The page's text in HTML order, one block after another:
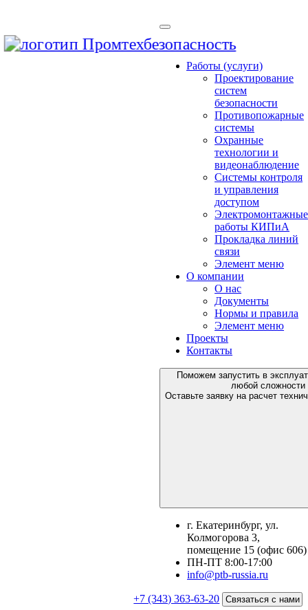
Работы (услуги)
Проектирование
систем
безопасности
Противопожарные
системы
Охранные
технологии и
видеонаблюдение
Системы контроля
и управления
доступом
Электромонтажные
работы КИПиА
Прокладка линий
связи
Элемент меню
О компании
О нас
Документы
Нормы и правила
Элемент меню
Проекты
Контакты
Поможем запустить в
любой сложности
Оставьте заявку на расчет
г. Екатеринбург, ул.
Колмогорова 3,
помещение 15 (офис 606)
ПН-ПТ 8:00-17:00
info@ptb-russia.ru
+7 (343) 363-63-20 Связаться с нами